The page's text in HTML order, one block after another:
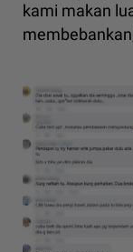
kami makan